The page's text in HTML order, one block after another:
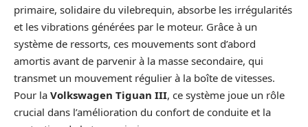
primaire, solidaire du vilebrequin, absorbe les irrégularités
et les vibrations générées par le moteur. Grâce à un
système de ressorts, ces mouvements sont d’abord
amortis avant de parvenir à la masse secondaire, qui
transmet un mouvement régulier à la boîte de vitesses.
Pour la Volkswagen Tiguan III, ce système joue un rôle
crucial dans l’amélioration du confort de conduite et la